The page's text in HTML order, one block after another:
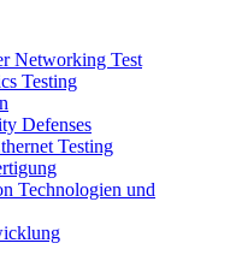
Networking Test
Testing
Defenses
Testing
Technologien und